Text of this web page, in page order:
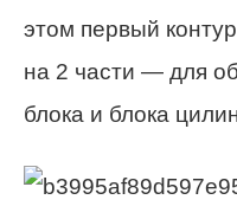
этом первый
на 2 части — для
блока и блока